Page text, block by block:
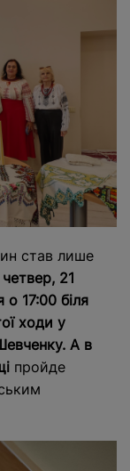
став лише
21
о 17:00 біля
ходи у
А в
пройде